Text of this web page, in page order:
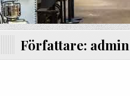
Författare: admin